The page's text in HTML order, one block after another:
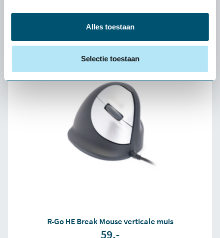
Alles toestaan
Selectie toestaan
Snelle levering uit voorraad
R-Go HE Break Mouse verticale muis
59,-